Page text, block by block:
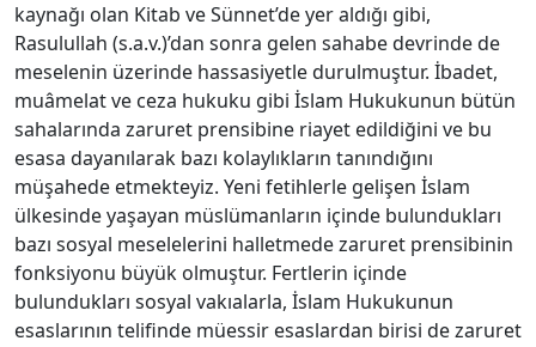
kaynağı olan Kitab ve Sünnet’de yer aldığı gibi,
Rasulullah (s.a.v.)’dan sonra gelen sahabe devrinde de
meselenin üzerinde hassasiyetle durulmuştur. İbadet,
muâmelat ve ceza hukuku gibi İslam Hukukunun bütün
sahalarında zaruret prensibine riayet edildiğini ve bu
esasa dayanılarak bazı kolaylıkların tanındığını
müşahede etmekteyiz. Yeni fetihlerle gelişen İslam
ülkesinde yaşayan müslümanların içinde bulundukları
bazı sosyal meselelerini halletmede zaruret prensibinin
fonksiyonu büyük olmuştur. Fertlerin içinde
bulundukları sosyal vakıalarla, İslam Hukukunun
esaslarının telifinde müessir esaslardan birisi de zaruret